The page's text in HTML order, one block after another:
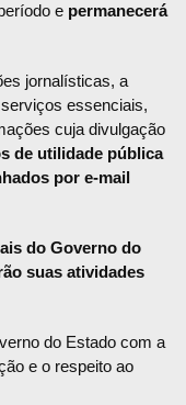
e permanecerá
jornalísticas, a
essenciais,
cuja divulgação
de utilidade pública
por e-mail
do Governo do
suas atividades
do Estado com a
e o respeito ao